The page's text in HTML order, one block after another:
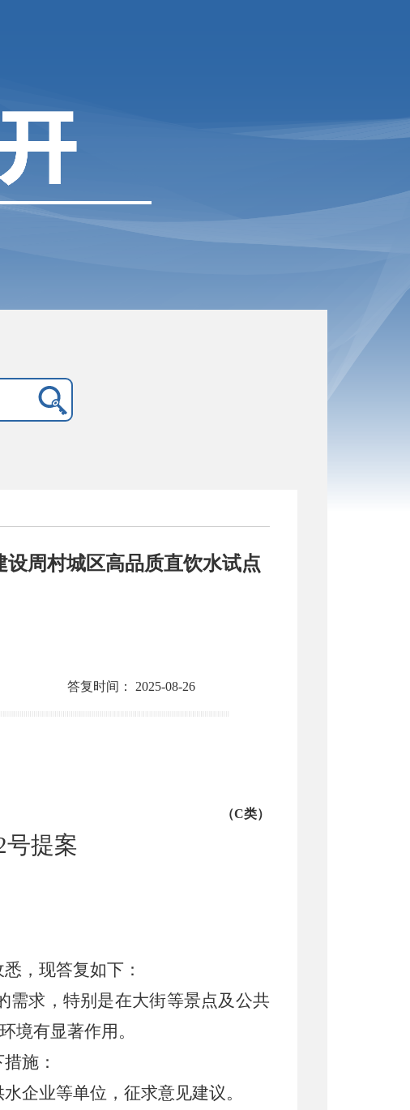
设周村城区高品质直饮水试点
答复时间： 2025-08-26
（C类）
号提案
，现答复如下：
需求，特别是在大街等景点及公共
境有显著作用。
施：
企业等单位，征求意见建议。